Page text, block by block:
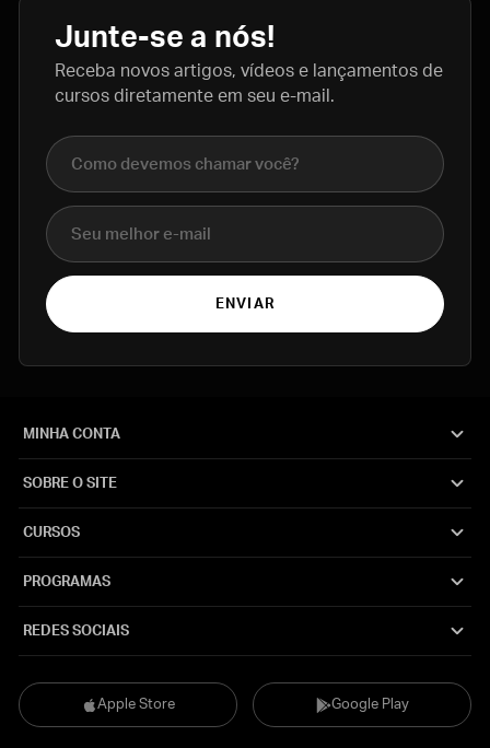
Junte-se a nós!
Receba novos artigos, vídeos e lançamentos de
cursos diretamente em seu e-mail.
Nome completo
E-mail
ENVIAR
Apple Store Google Play
MINHA CONTA
SOBRE O SITE
CURSOS
PROGRAMAS
REDES SOCIAIS